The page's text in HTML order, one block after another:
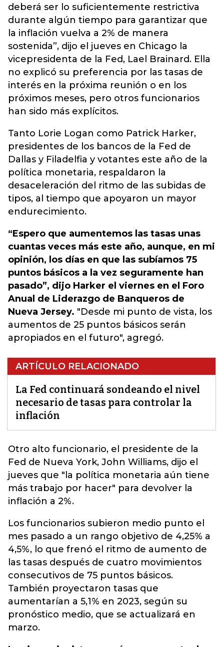
deberá ser lo suficientemente restrictiva
durante algún tiempo para garantizar que
la inflación vuelva a 2% de manera
sostenida”, dijo el jueves en Chicago la
vicepresidenta de la Fed, Lael Brainard. Ella
no explicó su preferencia por las tasas de
interés en la próxima reunión o en los
próximos meses, pero otros funcionarios
han sido más explícitos.
Tanto Lorie Logan como Patrick Harker,
presidentes de los bancos de la Fed de
Dallas y Filadelfia y votantes este año de la
política monetaria, respaldaron la
desaceleración del ritmo de las subidas de
tipos, al tiempo que apoyaron un mayor
endurecimiento.
“Espero que aumentemos las tasas unas
cuantas veces más este año, aunque, en mi
opinión, los días en que las subíamos 75
puntos básicos a la vez seguramente han
pasado”, dijo Harker el viernes en el Foro
Anual de Liderazgo de Banqueros de
Nueva Jersey. "Desde mi punto de vista, los
aumentos de 25 puntos básicos serán
apropiados en el futuro", agregó.
ARTÍCULO RELACIONADO
La Fed continuará sondeando el nivel
necesario de tasas para controlar la
inflación
Otro alto funcionario, el presidente de la
Fed de Nueva York, John Williams, dijo el
jueves que "la política monetaria aún tiene
más trabajo por hacer" para devolver la
inflación a 2%.
Los funcionarios subieron medio punto el
mes pasado a un rango objetivo de 4,25% a
4,5%, lo que frenó el ritmo de aumento de
las tasas después de cuatro movimientos
consecutivos de 75 puntos básicos.
También proyectaron tasas que
aumentarían a 5,1% en 2023, según su
pronóstico medio, que se actualizará en
marzo.